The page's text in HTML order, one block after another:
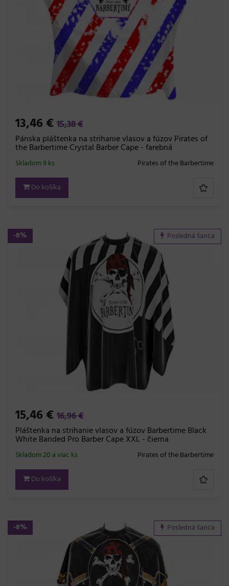
13,46 € 15,38 €
Pánska pláštenka na strihanie vlasov a fúzov Pirates of
the Barbertime Crystal Barber Cape - farebná
Pirates of the Barbertime
Skladom 9 ks
Do košíka
-8% Posledná šanca
15,46 € 16,96 €
Pláštenka na strihanie vlasov a fúzov Barbertime Black
White Banded Pro Barber Cape XXL - čierna
Pirates of the Barbertime
Skladom 20 a viac ks
Do košíka
-8% Posledná šanca